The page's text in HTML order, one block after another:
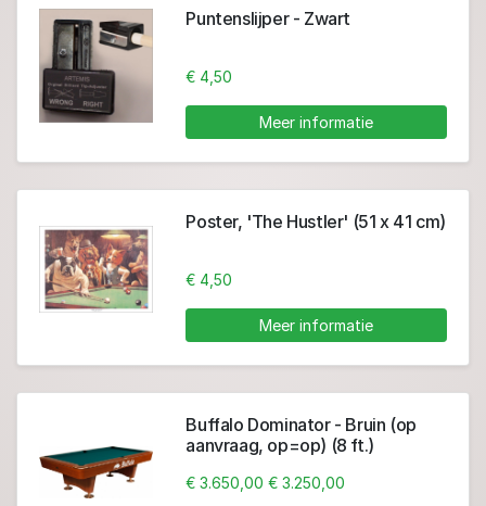
Puntenslijper - Zwart
€ 4,50
Meer informatie
Poster, 'The Hustler' (51 x 41 cm)
€ 4,50
Meer informatie
Buffalo Dominator - Bruin (op
aanvraag, op=op) (8 ft.)
€ 3.650,00 € 3.250,00